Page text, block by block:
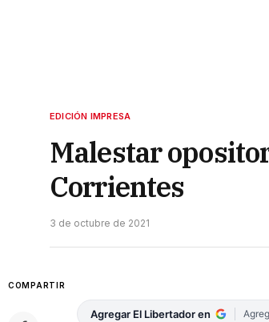
EDICIÓN IMPRESA
Malestar
Corrientes
3 de octubre de 2021
COMPARTIR
Agregar El Libertador en